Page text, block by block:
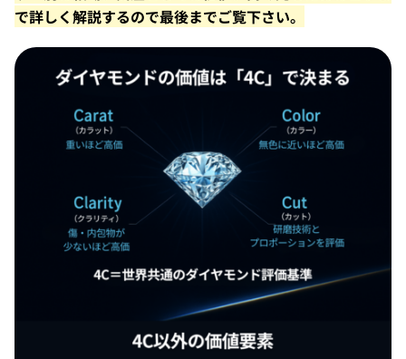
で詳しく解説するので最後までご覧下さい。